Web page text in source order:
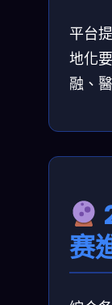
平台
地化
融、
赛